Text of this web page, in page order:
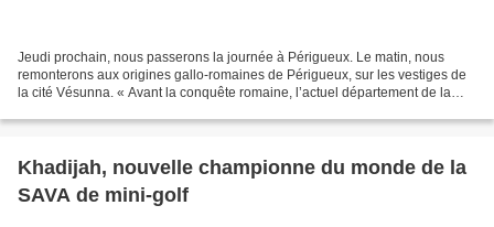
Jeudi prochain, nous passerons la journée à Périgueux. Le matin, nous
remonterons aux origines gallo-romaines de Périgueux, sur les vestiges de
la cité Vésunna. « Avant la conquête romaine, l’actuel département de la
Khadijah, nouvelle championne du monde de la
SAVA de mini-golf